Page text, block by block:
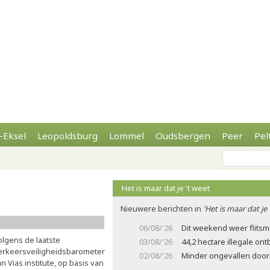
Leopoldsburg Lommel Oudsbergen Peer
de laatste
Vias institute, op basis van
Het is maar dat je 't weet
Nieuwere berichten in 'Het is maar dat
06/08/'26
Dit weekend weer
03/08/'26
44,2 hectare illegale
02/08/'26
Minder ongevallen